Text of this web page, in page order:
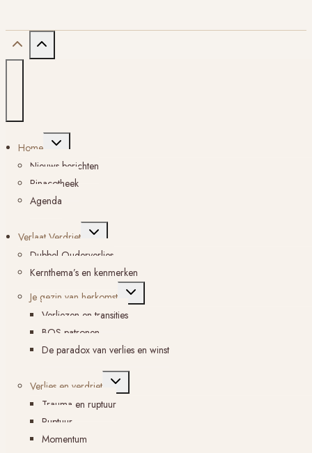
Home
Toggle
submenu
Nieuws berichten
Pinacotheek
Agenda
Verlaat Verdriet
Toggle
submenu
Dubbel Ouderverlies
Kernthema’s en kenmerken
Je gezin van herkomst
Toggle
Verliezen en transities
BOS-patronen
De paradox van verlies en winst
Verlies en verdriet
Toggle
Trauma en ruptuur
Ruptuur
Momentum